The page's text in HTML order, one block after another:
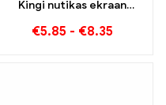
Kingi nutikas ekraan
€5.85 - €8.35